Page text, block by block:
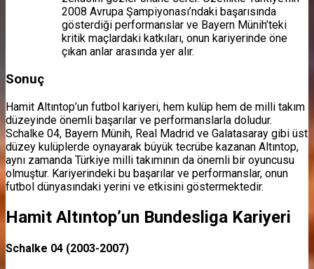
2008 Avrupa Şampiyonası’ndaki başarısında
gösterdiği performanslar ve Bayern Münih’teki
kritik maçlardaki katkıları, onun kariyerinde öne
çıkan anlar arasında yer alır.
Sonuç
Hamit Altıntop’un futbol kariyeri, hem kulüp hem de milli takım
düzeyinde önemli başarılar ve performanslarla doludur.
Schalke 04, Bayern Münih, Real Madrid ve Galatasaray gibi üst
düzey kulüplerde oynayarak büyük tecrübe kazanan Altıntop,
aynı zamanda Türkiye milli takımının da önemli bir oyuncusu
olmuştur. Kariyerindeki bu başarılar ve performanslar, onun
futbol dünyasındaki yerini ve etkisini göstermektedir.
Hamit Altıntop’un Bundesliga Kariyeri
Schalke 04 (2003-2007)